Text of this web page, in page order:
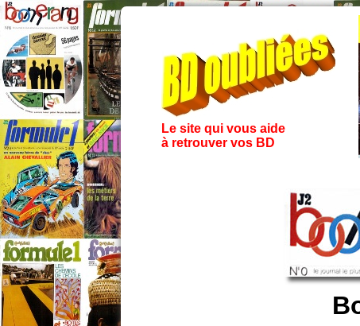
Le site qui vous aide
à retrouver vos BD